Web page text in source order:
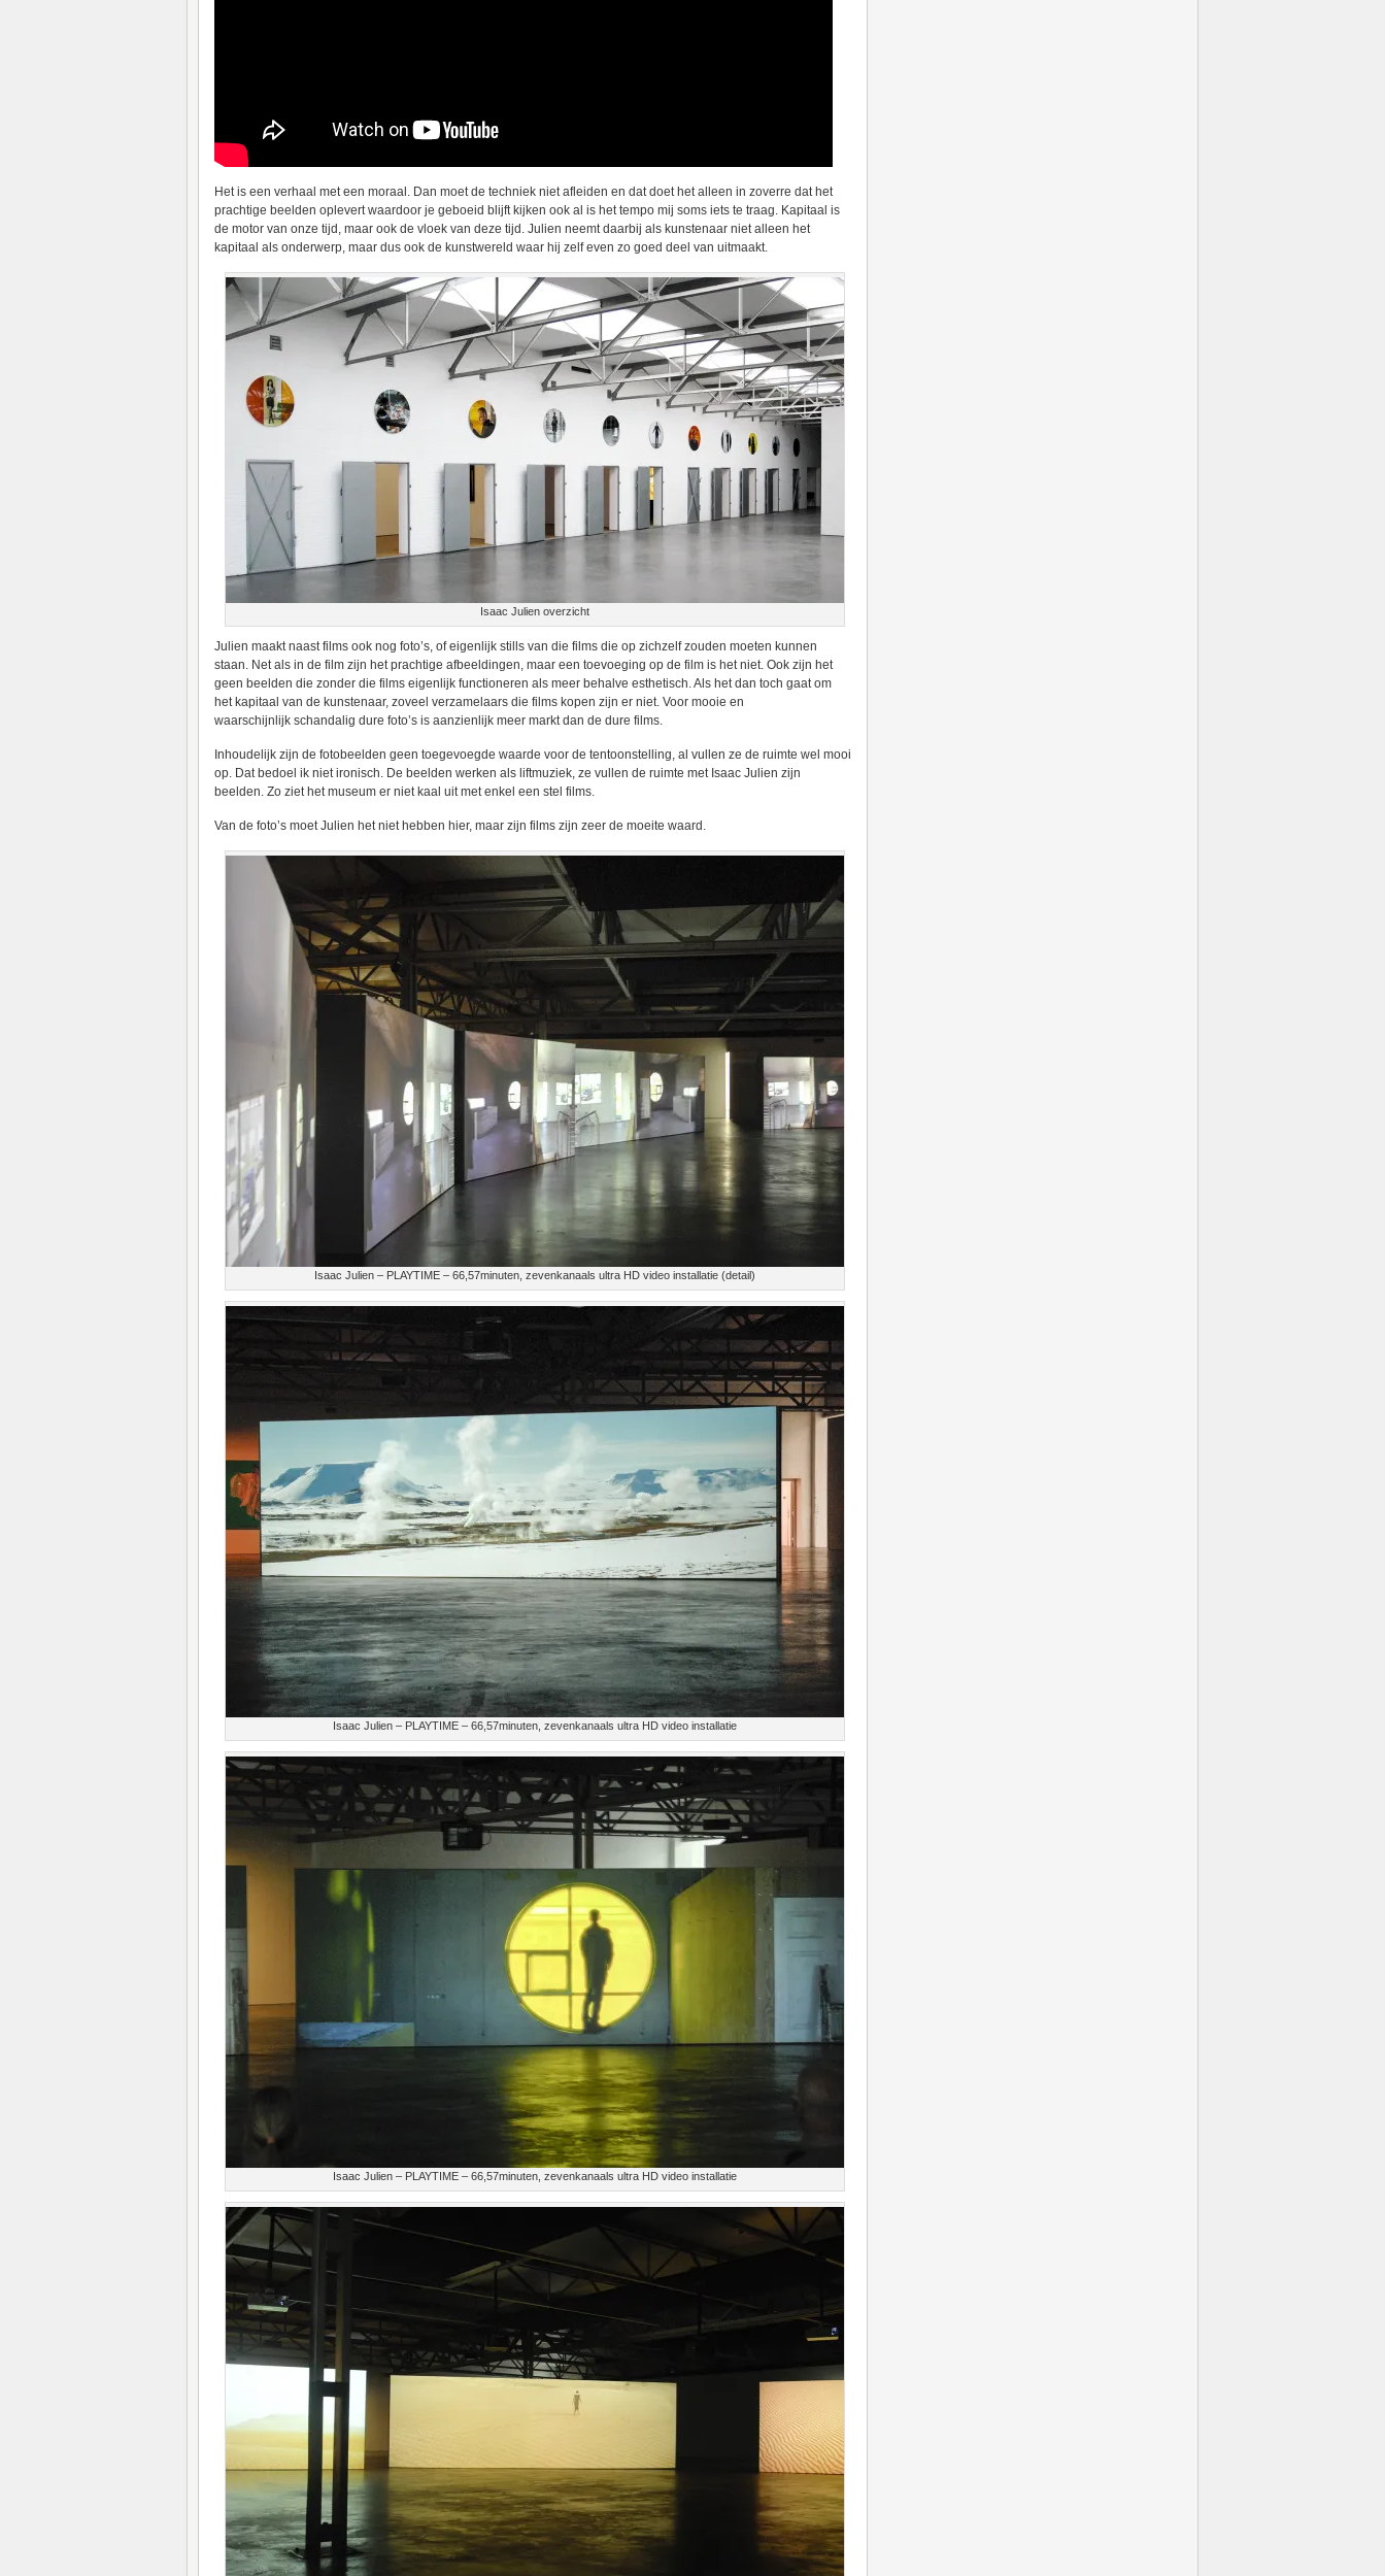
Het is een verhaal met een moraal. Dan moet de techniek niet afleiden en dat doet het alleen in zoverre dat het
prachtige beelden oplevert waardoor je geboeid blijft kijken ook al is het tempo mij soms iets te traag. Kapitaal is
de motor van onze tijd, maar ook de vloek van deze tijd. Julien neemt daarbij als kunstenaar niet alleen het
kapitaal als onderwerp, maar dus ook de kunstwereld waar hij zelf even zo goed deel van uitmaakt.
Isaac Julien overzicht
Julien maakt naast films ook nog foto’s, of eigenlijk stills van die films die op zichzelf zouden moeten kunnen
staan. Net als in de film zijn het prachtige afbeeldingen, maar een toevoeging op de film is het niet. Ook zijn het
geen beelden die zonder die films eigenlijk functioneren als meer behalve esthetisch. Als het dan toch gaat om
het kapitaal van de kunstenaar, zoveel verzamelaars die films kopen zijn er niet. Voor mooie en
waarschijnlijk schandalig dure foto’s is aanzienlijk meer markt dan de dure films.
Inhoudelijk zijn de fotobeelden geen toegevoegde waarde voor de tentoonstelling, al vullen ze de ruimte wel mooi
op. Dat bedoel ik niet ironisch. De beelden werken als liftmuziek, ze vullen de ruimte met Isaac Julien zijn
beelden. Zo ziet het museum er niet kaal uit met enkel een stel films.
Van de foto’s moet Julien het niet hebben hier, maar zijn films zijn zeer de moeite waard.
Isaac Julien – PLAYTIME – 66,57minuten, zevenkanaals ultra HD video installatie (detail)
Isaac Julien – PLAYTIME – 66,57minuten, zevenkanaals ultra HD video installatie
Isaac Julien – PLAYTIME – 66,57minuten, zevenkanaals ultra HD video installatie